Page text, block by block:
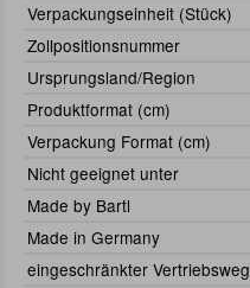
Verpackungseinheit (Stück)
Zollpositionsnummer
Ursprungsland/Region
Produktformat (cm)
Verpackung Format (cm)
Nicht geeignet unter
Made by Bartl
Made in Germany
eingeschränkter Vertriebsweg